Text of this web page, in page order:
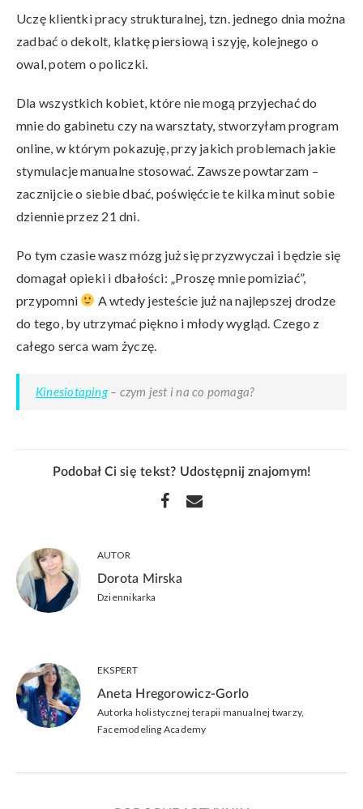
Uczę klientki pracy strukturalnej, tzn. jednego dnia można
zadbać o dekolt, klatkę piersiową i szyję, kolejnego o
owal, potem o policzki.
Dla wszystkich kobiet, które nie mogą przyjechać do
mnie do gabinetu czy na warsztaty, stworzyłam program
online, w którym pokazuję, przy jakich problemach jakie
stymulacje manualne stosować. Zawsze powtarzam –
zacznijcie o siebie dbać, poświęćcie te kilka minut sobie
dziennie przez 21 dni.
Po tym czasie wasz mózg już się przyzwyczai i będzie się
domagał opieki i dbałości: „Proszę mnie pomiziać”,
przypomni
A wtedy jesteście już na najlepszej drodze
do tego, by utrzymać piękno i młody wygląd. Czego z
całego serca wam życzę.
Kinesiotaping– czym jest i na co pomaga?
Podobał Ci się tekst? Udostępnij znajomym!
AUTOR
Dorota Mirska
Dziennikarka
EKSPERT
Aneta Hregorowicz-Gorlo
Autorka holistycznej terapii manualnej twarzy,
Facemodeling Academy